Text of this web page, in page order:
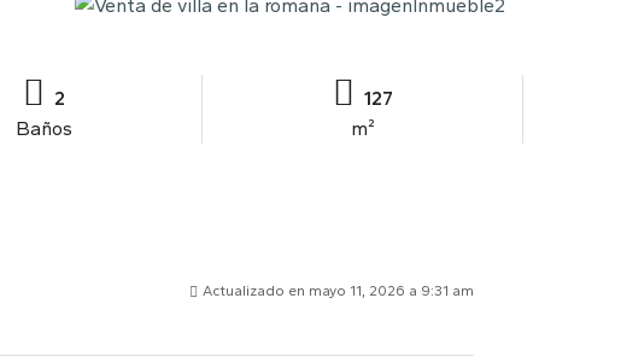
2
Baños
127
m²
Actualizado en mayo 11, 2026 a 9:31 am